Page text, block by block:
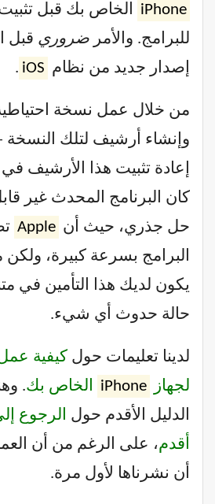
iPhone
الخاص بك قبل
للبرامج. والأمر ضروري قبل
إصدار جديد من نظام iOS
.
من خلال عمل نسخة
وإنشاء أرشيف لتلك
إعادة تثبيت هذا الأرشيف في
كان البرنامج المحدث غير
حل جذري، حيث أن Apple
البرامج بسرعة كبيرة، ولكن
يكون لديك هذا التأمين في
حالة حدوث أي شيء.
لدينا تعليمات حول كيفية
لجهاز
iPhone الخاص بك.
الدليل الأقدم حول
الرجوع
أقدم، على الرغم من أن
أن نشرناها لأول مرة.